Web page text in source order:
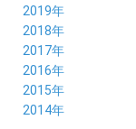
06月 (9)
05月 (8)
04月 (8)
03月 (9)
02月 (8)
01月 (8)
07月 (8)
06月 (8)
05月 (8)
04月 (8)
03月 (8)
02月 (9)
09月 (8)
08月 (9)
07月 (9)
06月 (8)
05月 (9)
04月 (9)
03月 (8)
10月 (4)
09月 (5)
08月 (4)
07月 (4)
06月 (5)
05月 (5)
04月 (2)
11月 (4)
10月 (3)
09月 (7)
08月 (5)
07月 (4)
06月 (6)
05月 (6)
12月 (3)
11月 (6)
10月 (7)
09月 (7)
08月 (5)
07月 (5)
06月 (7)
2019年
12月 (9)
11月 (5)
10月 (7)
09月 (11)
08月 (6)
07月 (5)
2018年
12月 (6)
11月 (7)
10月 (6)
09月 (8)
08月 (4)
2017年
12月 (6)
11月 (4)
10月 (5)
2016年
12月 (7)
11月 (4)
2015年
12月 (6)
2014年